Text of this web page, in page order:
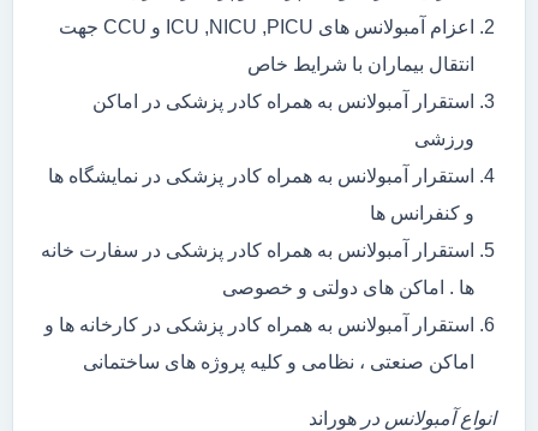
اعزام آمبولانس های ICU ,NICU ,PICU و CCU جهت
انتقال بیماران با شرایط خاص
استقرار آمبولانس به همراه کادر پزشکی در اماکن
ورزشی
استقرار آمبولانس به همراه کادر پزشکی در نمایشگاه ها
و کنفرانس ها
استقرار آمبولانس به همراه کادر پزشکی در سفارت خانه
ها . اماکن های دولتی و خصوصی
استقرار آمبولانس به همراه کادر پزشکی در کارخانه ها و
اماکن صنعتی ، نظامی و کلیه پروژه های ساختمانی
انواع آمبولانس در هوراند